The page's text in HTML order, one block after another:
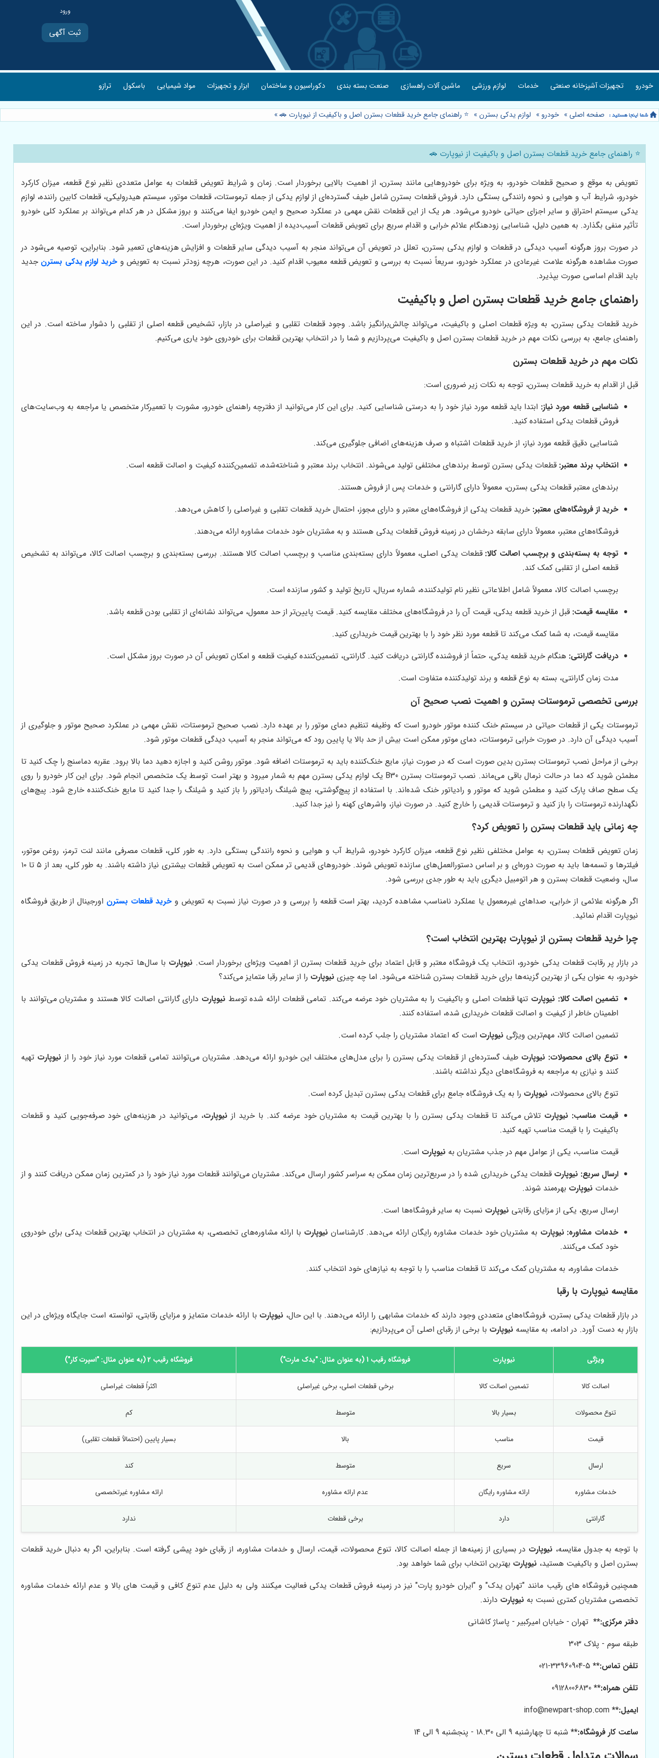
ثبت آگهی
خودرو تجهیزات آشپزخانه صنعتی خدمات لوازم ورزشی ماشین آلات راهسازی صنعت بسته بندی دکوراسیون و ساختمان ابزار و تجهیزات مواد شیمیایی باسکول ترازو
صفحه اصلی » خودرو » لوازم یدکی بسترن » ⭐️ راهنمای جامع خرید قطعات بسترن اصل و باکیفیت از نیوپارت 🚗»
⭐️ راهنمای جامع خرید قطعات بسترن اصل و باکیفیت از نیوپارت 🚗
تعویض به موقع و صحیح قطعات خودرو، به ویژه برای خودروهایی مانند بسترن، از اهمیت بالایی برخوردار است. زمان و شرایط تعویض قطعات به عوامل متعددی نظیر نوع قطعه، میزان کارکرد
خودرو، شرایط آب و هوایی و نحوه رانندگی بستگی دارد. فروش قطعات بسترن شامل طیف گسترده‌ای از لوازم یدکی از جمله ترموستات، قطعات موتور، سیستم هیدرولیکی، قطعات کابین راننده، لوازم
یدکی سیستم احتراق و سایر اجزای حیاتی خودرو می‌شود. هر یک از این قطعات نقش مهمی در عملکرد صحیح و ایمن خودرو ایفا می‌کنند و بروز مشکل در هر کدام می‌تواند بر عملکرد کلی خودرو
تأثیر منفی بگذارد. به همین دلیل، شناسایی زودهنگام علائم خرابی و اقدام سریع برای تعویض قطعات آسیب‌دیده از اهمیت ویژه‌ای برخوردار است.
در صورت بروز هرگونه آسیب دیدگی در قطعات و لوازم یدکی بسترن، تعلل در تعویض آن می‌تواند منجر به آسیب دیدگی سایر قطعات و افزایش هزینه‌های تعمیر شود. بنابراین، توصیه می‌شود در
صورت مشاهده هرگونه علامت غیرعادی در عملکرد خودرو، سریعاً نسبت به بررسی و تعویض قطعه معیوب اقدام کنید. در این صورت، هرچه زودتر نسبت به تعویض وخرید لوازم یدکی بسترن جدید
باید اقدام اساسی صورت بپذیرد.
راهنمای جامع خرید قطعات بسترن اصل و باکیفیت
خرید قطعات یدکی بسترن، به ویژه قطعات اصلی و باکیفیت، می‌تواند چالش‌برانگیز باشد. وجود قطعات تقلبی و غیراصلی در بازار، تشخیص قطعه اصلی از تقلبی را دشوار ساخته است. در این
راهنمای جامع، به بررسی نکات مهم در خرید قطعات بسترن اصل و باکیفیت می‌پردازیم و شما را در انتخاب بهترین قطعات برای خودروی خود یاری می‌کنیم.
نکات مهم در خرید قطعات بسترن
قبل از اقدام به خرید قطعات بسترن، توجه به نکات زیر ضروری است:
شناسایی قطعه مورد نیاز: ابتدا باید قطعه مورد نیاز خود را به درستی شناسایی کنید. برای این کار می‌توانید از دفترچه راهنمای خودرو، مشورت با تعمیرکار متخصص یا مراجعه به وب‌سایت‌های
فروش قطعات یدکی استفاده کنید.
شناسایی دقیق قطعه مورد نیاز، از خرید قطعات اشتباه و صرف هزینه‌های اضافی جلوگیری می‌کند.
انتخاب برند معتبر: قطعات یدکی بسترن توسط برندهای مختلفی تولید می‌شوند. انتخاب برند معتبر و شناخته‌شده، تضمین‌کننده کیفیت و اصالت قطعه است.
برندهای معتبر قطعات یدکی بسترن، معمولاً دارای گارانتی و خدمات پس از فروش هستند.
خرید از فروشگاه‌های معتبر: خرید قطعات یدکی از فروشگاه‌های معتبر و دارای مجوز، احتمال خرید قطعات تقلبی و غیراصلی را کاهش می‌دهد.
فروشگاه‌های معتبر، معمولاً دارای سابقه درخشان در زمینه فروش قطعات یدکی هستند و به مشتریان خود خدمات مشاوره ارائه می‌دهند.
توجه به بسته‌بندی و برچسب اصالت کالا: قطعات یدکی اصلی، معمولاً دارای بسته‌بندی مناسب و برچسب اصالت کالا هستند. بررسی بسته‌بندی و برچسب اصالت کالا، می‌تواند به تشخیص
قطعه اصلی از تقلبی کمک کند.
برچسب اصالت کالا، معمولاً شامل اطلاعاتی نظیر نام تولیدکننده، شماره سریال، تاریخ تولید و کشور سازنده است.
مقایسه قیمت: قبل از خرید قطعه یدکی، قیمت آن را در فروشگاه‌های مختلف مقایسه کنید. قیمت پایین‌تر از حد معمول، می‌تواند نشانه‌ای از تقلبی بودن قطعه باشد.
مقایسه قیمت، به شما کمک می‌کند تا قطعه مورد نظر خود را با بهترین قیمت خریداری کنید.
دریافت گارانتی: هنگام خرید قطعه یدکی، حتماً از فروشنده گارانتی دریافت کنید. گارانتی، تضمین‌کننده کیفیت قطعه و امکان تعویض آن در صورت بروز مشکل است.
مدت زمان گارانتی، بسته به نوع قطعه و برند تولیدکننده متفاوت است.
بررسی تخصصی ترموستات بسترن و اهمیت نصب صحیح آن
ترموستات یکی از قطعات حیاتی در سیستم خنک کننده موتور خودرو است که وظیفه تنظیم دمای موتور را بر عهده دارد. نصب صحیح ترموستات، نقش مهمی در عملکرد صحیح موتور و جلوگیری از
آسیب دیدگی آن دارد. در صورت خرابی ترموستات، دمای موتور ممکن است بیش از حد بالا یا پایین رود که می‌تواند منجر به آسیب دیدگی قطعات موتور شود.
برخی از مراحل نصب ترموستات بسترن بدین صورت است که در صورت نیاز، مایع خنک‌کننده باید به ترموستات اضافه شود. موتور روشن کنید و اجازه دهید دما بالا برود. عقربه دماسنج را چک کنید تا
مطمئن شوید که دما در حالت نرمال باقی می‌ماند. نصب ترموستات بسترن B30 یک لوازم یدکی بسترن مهم به شمار میرود و بهتر است توسط یک متخصص انجام شود. برای این کار خودرو را روی
یک سطح صاف پارک کنید و مطمئن شوید که موتور و رادیاتور خنک شده‌اند. با استفاده از پیچ‌گوشتی، پیچ شیلنگ رادیاتور را باز کنید و شیلنگ را جدا کنید تا مایع خنک‌کننده خارج شود. پیچ‌های
نگهدارنده ترموستات را باز کنید و ترموستات قدیمی را خارج کنید. در صورت نیاز، واشرهای کهنه را نیز جدا کنید.
چه زمانی باید قطعات بسترن را تعویض کرد؟
زمان تعویض قطعات بسترن، به عوامل مختلفی نظیر نوع قطعه، میزان کارکرد خودرو، شرایط آب و هوایی و نحوه رانندگی بستگی دارد. به طور کلی، قطعات مصرفی مانند لنت ترمز، روغن موتور،
فیلترها و تسمه‌ها باید به صورت دوره‌ای و بر اساس دستورالعمل‌های سازنده تعویض شوند. خودروهای قدیمی تر ممکن است به تعویض قطعات بیشتری نیاز داشته باشند. به طور کلی، بعد از ۵ تا ۱۰
سال، وضعیت قطعات بسترن و هر اتومبیل دیگری باید به طور جدی بررسی شود.
اگر هرگونه علائمی از خرابی، صداهای غیرمعمول یا عملکرد نامناسب مشاهده کردید، بهتر است قطعه را بررسی و در صورت نیاز نسبت به تعویض و خرید قطعات بسترن اورجینال از طریق فروشگاه
نیوپارت اقدام نمائید.
چرا خرید قطعات بسترن از نیوپارت بهترین انتخاب است؟
در بازار پر رقابت قطعات یدکی خودرو، انتخاب یک فروشگاه معتبر و قابل اعتماد برای خرید قطعات بسترن از اهمیت ویژه‌ای برخوردار است. نیوپارت با سال‌ها تجربه در زمینه فروش قطعات یدکی
خودرو، به عنوان یکی از بهترین گزینه‌ها برای خرید قطعات بسترن شناخته می‌شود. اما چه چیزی نیوپارت را از سایر رقبا متمایز می‌کند؟
تضمین اصالت کالا: نیوپارت تنها قطعات اصلی و باکیفیت را به مشتریان خود عرضه می‌کند. تمامی قطعات ارائه شده توسط نیوپارت دارای گارانتی اصالت کالا هستند و مشتریان می‌توانند با
اطمینان خاطر از کیفیت و اصالت قطعات خریداری شده، استفاده کنند.
تضمین اصالت کالا، مهم‌ترین ویژگی نیوپارت است که اعتماد مشتریان را جلب کرده است.
تنوع بالای محصولات: نیوپارت طیف گسترده‌ای از قطعات یدکی بسترن را برای مدل‌های مختلف این خودرو ارائه می‌دهد. مشتریان می‌توانند تمامی قطعات مورد نیاز خود را از نیوپارت تهیه
کنند و نیازی به مراجعه به فروشگاه‌های دیگر نداشته باشند.
تنوع بالای محصولات، نیوپارت را به یک فروشگاه جامع برای قطعات یدکی بسترن تبدیل کرده است.
قیمت مناسب: نیوپارت تلاش می‌کند تا قطعات یدکی بسترن را با بهترین قیمت به مشتریان خود عرضه کند. با خرید از نیوپارت، می‌توانید در هزینه‌های خود صرفه‌جویی کنید و قطعات
باکیفیت را با قیمت مناسب تهیه کنید.
قیمت مناسب، یکی از عوامل مهم در جذب مشتریان به نیوپارت است.
ارسال سریع: نیوپارت قطعات یدکی خریداری شده را در سریع‌ترین زمان ممکن به سراسر کشور ارسال می‌کند. مشتریان می‌توانند قطعات مورد نیاز خود را در کمترین زمان ممکن دریافت کنند و از
خدمات نیوپارت بهره‌مند شوند.
ارسال سریع، یکی از مزایای رقابتی نیوپارت نسبت به سایر فروشگاه‌ها است.
خدمات مشاوره: نیوپارت به مشتریان خود خدمات مشاوره رایگان ارائه می‌دهد. کارشناسان نیوپارت با ارائه مشاوره‌های تخصصی، به مشتریان در انتخاب بهترین قطعات یدکی برای خودروی
خود کمک می‌کنند.
خدمات مشاوره، به مشتریان کمک می‌کند تا قطعات مناسب را با توجه به نیازهای خود انتخاب کنند.
مقایسه نیوپارت با رقبا
در بازار قطعات یدکی بسترن، فروشگاه‌های متعددی وجود دارند که خدمات مشابهی را ارائه می‌دهند. با این حال، نیوپارت با ارائه خدمات متمایز و مزایای رقابتی، توانسته است جایگاه ویژه‌ای در این
بازار به دست آورد. در ادامه، به مقایسه نیوپارت با برخی از رقبای اصلی آن می‌پردازیم:
ویژگی نیوپارت فروشگاه رقیب 1 (به عنوان مثال: "یدک مارت") فروشگاه رقیب 2 (به عنوان مثال: "اسپرت کار")
اصالت کالا تضمین اصالت کالا برخی قطعات اصلی، برخی غیراصلی اکثراً قطعات غیراصلی
تنوع محصولات بسیار بالا متوسط کم
قیمت مناسب بالا بسیار پایین (احتمالاً قطعات تقلبی)
ارسال سریع متوسط کند
خدمات مشاوره ارائه مشاوره رایگان عدم ارائه مشاوره ارائه مشاوره غیرتخصصی
گارانتی دارد برخی قطعات ندارد
با توجه به جدول مقایسه، نیوپارت در بسیاری از زمینه‌ها از جمله اصالت کالا، تنوع محصولات، قیمت، ارسال و خدمات مشاوره، از رقبای خود پیشی گرفته است. بنابراین، اگر به دنبال خرید قطعات
بسترن اصل و باکیفیت هستید، نیوپارت بهترین انتخاب برای شما خواهد بود.
همچنین فروشگاه های رقیب مانند "تهران یدک" و "ایران خودرو پارت" نیز در زمینه فروش قطعات یدکی فعالیت میکنند ولی به دلیل عدم تنوع کافی و قیمت های بالا و عدم ارائه خدمات مشاوره
تخصصی مشتریان کمتری نسبت به نیوپارت دارند.
دفتر مرکزی:**تهران - خیابان امیرکبیر - پاساژ کاشانی
طبقه سوم - پلاک 303
تلفن تماس:**5-33960904-021
تلفن همراه:**09128006830
ایمیل:**info@newpart-shop.com
ساعت کار فروشگاه:**شنبه تا چهارشنبه 9 الی 18.30 - پنجشنبه 9 الی 14